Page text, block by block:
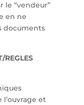
le “vendeur”
en ne
documents
REGLES
et